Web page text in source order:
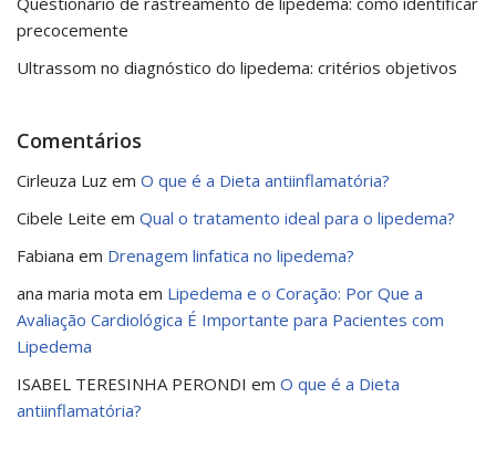
precocemente
Ultrassom no diagnóstico do lipedema: critérios objetivos
Comentários
Cirleuza Luz em O que é a Dieta antiinflamatória?
Cibele Leite em Qual o tratamento ideal para o lipedema?
Fabiana em Drenagem linfatica no lipedema?
ana maria mota em Lipedema e o Coração: Por Que a
Avaliação Cardiológica É Importante para Pacientes com
Lipedema
ISABEL TERESINHA PERONDI em O que é a Dieta
antiinflamatória?